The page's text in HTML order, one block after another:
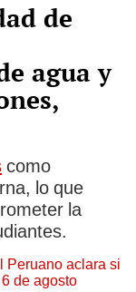
de
agua y
como
lo que
la
Peruano aclara si
de agosto